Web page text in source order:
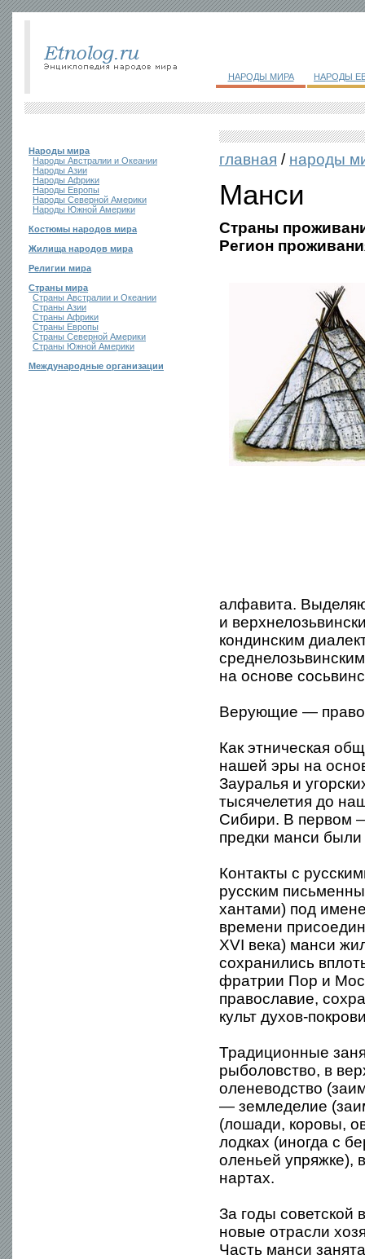
НАРОДЫ МИРА НАРОДЫ
Народы мира
Народы Австралии и Океании
Народы Азии
Народы Африки
Народы Европы
Народы Северной Америки
Народы Южной Америки
Костюмы народов мира
Жилища народов мира
Религии мира
Страны мира
Страны Австралии и Океании
Страны Азии
Страны Африки
Страны Европы
Страны Северной Америки
Страны Южной Америки
Международные организации
главная / народы
Манси
Страны
Регион
алфавита.
и
кондинским
на основе
Верующие —
Как этническая
нашей эры на
Зауралья и
тысячелетия до
Сибири. В первом
предки манси были
Контакты с
русским
хантами) под
времени
XVI века) манси
сохранились
фратрии Пор и
православие,
культ духов-
Традиционные
рыболовство, в
оленеводство
— земледелие
(лошади, коровы,
лодках (иногда с
оленьей упряжке),
нартах.
За годы советской
новые отрасли
Часть манси